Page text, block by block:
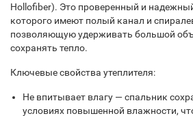
Hollofiber). Это проверенный и
которого имеют полый канал и
позволяющую удерживать большой
сохранять тепло.
Ключевые свойства утеплителя:
Не впитывает влагу — спальник
условиях повышенной влажности,